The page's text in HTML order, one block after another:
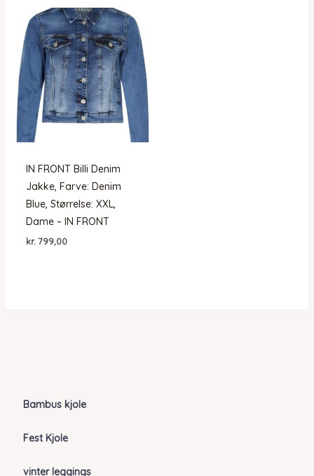
Bambus kjole
Fest Kjole
vinter leggings
kr. 899,00.kr. 269,70.
IN FRONT Billi Denim
Jakke, Farve: Denim
Blue, Størrelse: XXL,
Dame – IN FRONT
kr.799,00